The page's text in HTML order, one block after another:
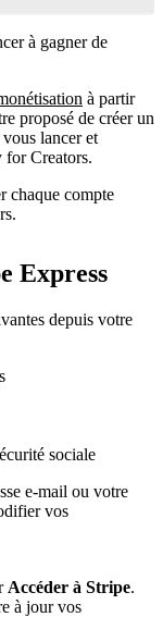
à gagner de
à partir
proposé de créer un
lancer et
for Creators.
chaque compte
Express
depuis votre
sociale
e-mail ou votre
vos
Accéder à Stripe.
à jour vos